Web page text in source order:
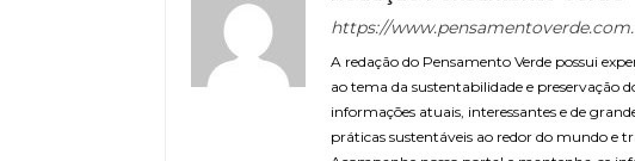
https://
A redação do Pensamento Verde possui
ao tema da sustentabilidade e preservação
informações atuais, interessantes e de
práticas sustentáveis ao redor do mundo e